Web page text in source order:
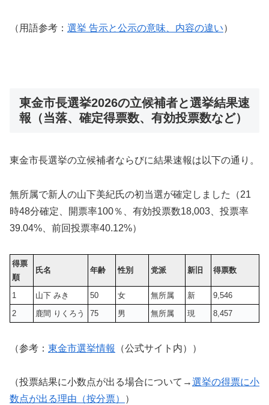
（用語参考： 選挙 告示と公示の意味、内容の違い）
東金市長選挙2026の立候補者と選挙結果速
報（当落、確定得票数、有効投票数など）
東金市長選挙の立候補者ならびに結果速報は以下の通り。
無所属で新人の山下美紀氏の初当選が確定しました（21
時48分確定、開票率100％、有効投票数18,003 、投票率
39.04%、前回投票率40.12%）
得票
順
氏名 年齢 性別 党派 新旧 得票数
1 山下 みき 50 女 無所属 新
9,546
2
鹿間 りくろう 75 男 無所属 現 8,457
（参考： 東金市選挙情報 （公式サイト内））
（投票結果に小数点が出る場合について→選挙の得票に小
数点が出る理由（按分票）
）